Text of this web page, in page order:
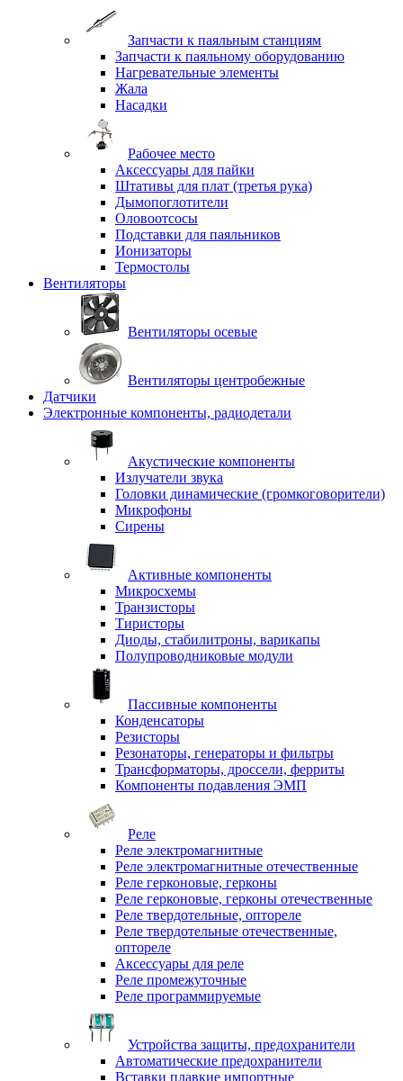
Запчасти к паяльным станциям
Запчасти к паяльному оборудованию
Нагревательные элементы
Жала
Насадки
Рабочее место
Аксессуары для пайки
Штативы для плат (третья рука)
Дымопоглотители
Оловоотсосы
Подставки для паяльников
Ионизаторы
Термостолы
Вентиляторы
Вентиляторы осевые
Вентиляторы центробежные
Датчики
Электронные компоненты, радиодетали
Акустические компоненты
Излучатели звука
Головки динамические (громкоговорители)
Микрофоны
Сирены
Активные компоненты
Микросхемы
Транзисторы
Тиристоры
Диоды, стабилитроны, варикапы
Полупроводниковые модули
Пассивные компоненты
Конденсаторы
Резисторы
Резонаторы, генераторы и фильтры
Трансформаторы, дроссели, ферриты
Компоненты подавления ЭМП
Реле
Реле электромагнитные
Реле электромагнитные отечественные
Реле герконовые, герконы
Реле герконовые, герконы отечественные
Реле твердотельные, оптореле
Реле твердотельные отечественные,
оптореле
Аксессуары для реле
Реле промежуточные
Реле программируемые
Устройства защиты, предохранители
Автоматические предохранители
Вставки плавкие импортные